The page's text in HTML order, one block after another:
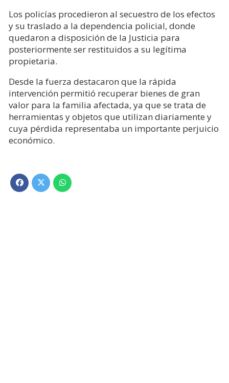
Los policías procedieron al secuestro de los efectos
y su traslado a la dependencia policial, donde
quedaron a disposición de la Justicia para
posteriormente ser restituidos a su legítima
propietaria.
Desde la fuerza destacaron que la rápida
intervención permitió recuperar bienes de gran
valor para la familia afectada, ya que se trata de
herramientas y objetos que utilizan diariamente y
cuya pérdida representaba un importante perjuicio
económico.